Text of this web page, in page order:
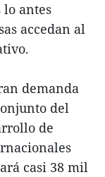
antes
accedan al
demanda
del
de
casi 38 mil